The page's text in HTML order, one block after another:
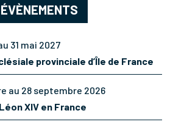
ÉVÈNEMENTS
31 mai 2027
provinciale d’Île de France
au 28 septembre 2026
XIV en France